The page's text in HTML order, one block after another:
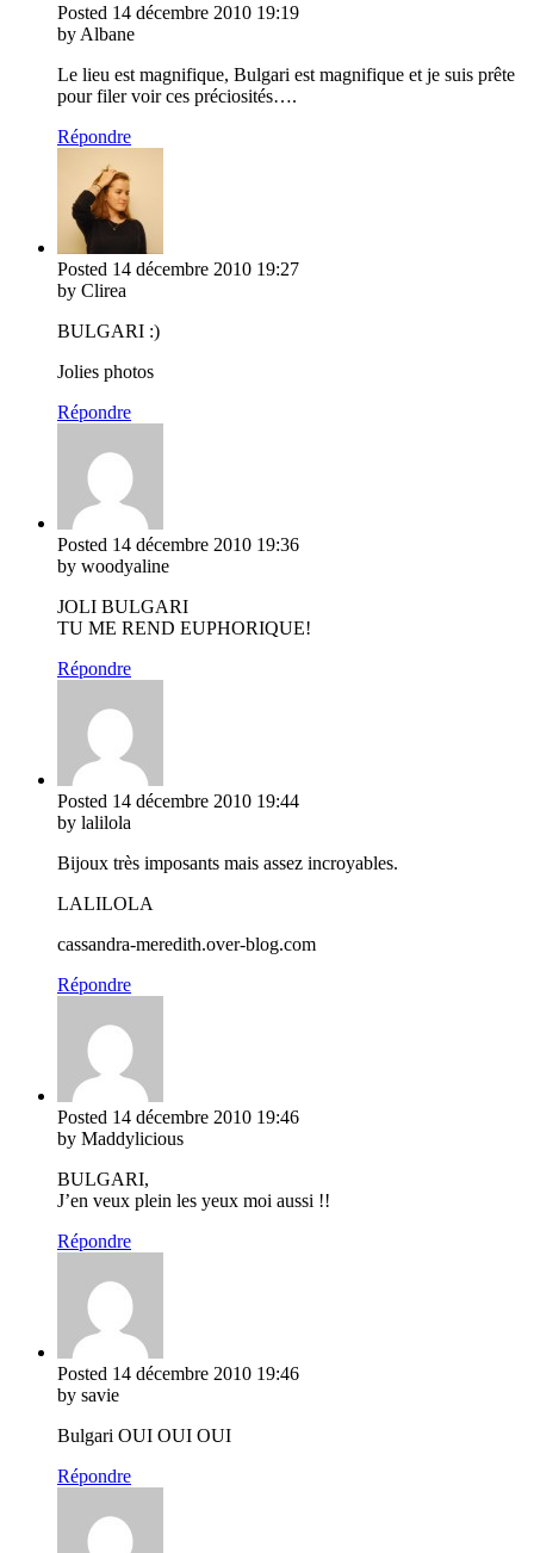
Posted 14 décembre 2010 19:19
by Albane
Le lieu est magnifique, Bulgari est magnifique et je suis prête
pour filer voir ces préciosités….
Répondre
Posted 14 décembre 2010 19:27
by Clirea
BULGARI :)
Jolies photos
Répondre
Posted 14 décembre 2010 19:36
by woodyaline
JOLI BULGARI
TU ME REND EUPHORIQUE!
Répondre
Posted 14 décembre 2010 19:44
by lalilola
Bijoux très imposants mais assez incroyables.
LALILOLA
cassandra-meredith.over-blog.com
Répondre
Posted 14 décembre 2010 19:46
by Maddylicious
BULGARI,
J’en veux plein les yeux moi aussi !!
Répondre
Posted 14 décembre 2010 19:46
by savie
Bulgari OUI OUI OUI
Répondre